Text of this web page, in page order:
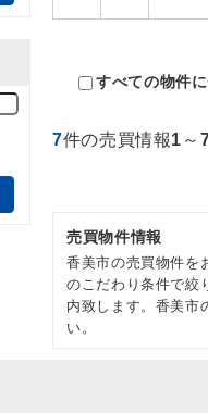
すべての物件
7件の売買情報1 ～
売買物件情報
香美市の売買物件を
のこだわり条件で絞
内致します。香美市
い。